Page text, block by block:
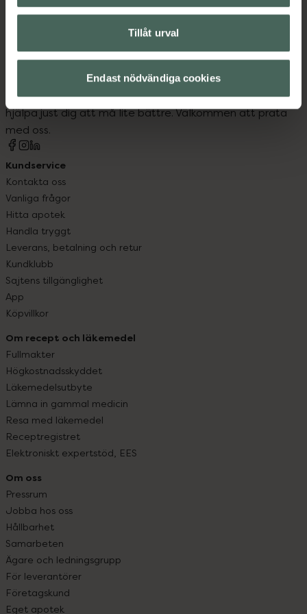
Tillåt urval
Endast nödvändiga cookies
Kronans Apotek finns här för dig. Du hittar oss från Skåne i
syd till Lappland i norr, och online i mobilen och på
datorn. Oavsett vem du är så är det vårt uppdrag att
hjälpa just dig att må lite bättre. Välkommen att prata
med oss.
Kundservice
Kontakta oss
Vanliga frågor
Hitta apotek
Handla tryggt
Leverans, betalning och retur
Kundklubb
Sajtens tillgänglighet
App
Köpvillkor
Om recept och läkemedel
Fullmakter
Högkostnadsskyddet
Läkemedelsutbyte
Lämna in gammal medicin
Resa med läkemedel
Receptregistret
Elektroniskt expertstöd, EES
Om oss
Pressrum
Jobba hos oss
Hållbarhet
Samarbeten
Ägare och ledningsgrupp
För leverantörer
Företagskund
Eget apotek